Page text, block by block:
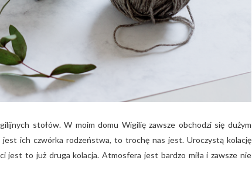
stołów. W moim domu Wigilię zawsze obchodzi się dużym
jest ich czwórka rodzeństwa, to trochę nas jest. Uroczystą kolację
jest to już druga kolacja. Atmosfera jest bardzo miła i zawsze nie